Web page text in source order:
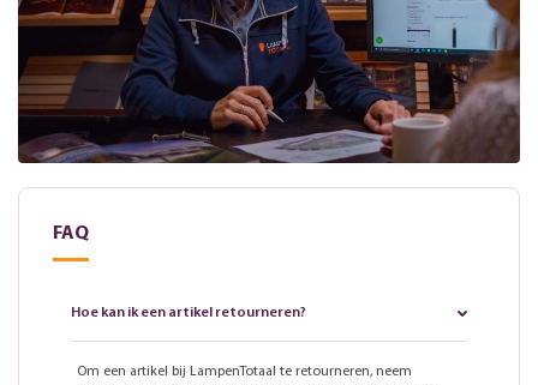
FAQ
Hoe kan ik een artikel retourneren?
Om een artikel bij LampenTotaal te retourneren, neem